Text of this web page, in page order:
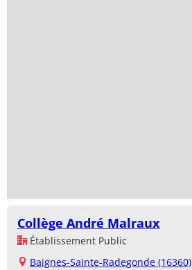
Collège André Malraux
Établissement Public
Baignes-Sainte-Radegonde (16360)